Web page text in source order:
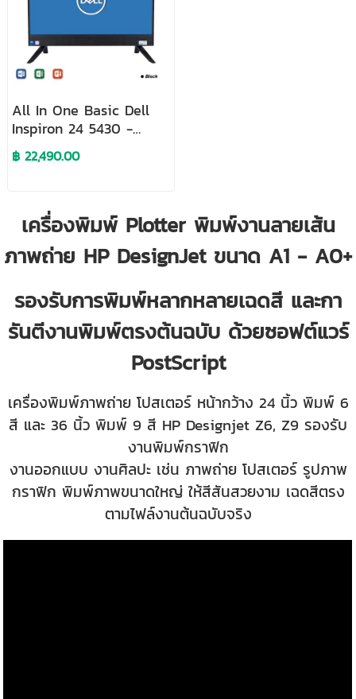
All In One Basic Dell
Inspiron 24 5430 -
OID543010000GTH
฿ 22,490.00
เครื่องพิมพ์ Plotter พิมพ์งานลายเส้น
ภาพถ่าย HP DesignJet ขนาด A1 - A0+
รองรับการพิมพ์หลากหลายเฉดสี และกา
รันตีงานพิมพ์ตรงต้นฉบับ ด้วยซอฟต์แวร์
PostScript
เครื่องพิมพ์ภาพถ่าย โปสเตอร์ หน้ากว้าง 24 นิ้ว พิมพ์ 6
สี และ 36 นิ้ว พิมพ์ 9 สี HP Designjet Z6, Z9 รองรับ
งานพิมพ์กราฟิก
งานออกแบบ งานศิลปะ เช่น ภาพถ่าย โปสเตอร์ รูปภาพ
กราฟิก พิมพ์ภาพขนาดใหญ่ ให้สีสันสวยงาม เฉดสีตรง
ตามไฟล์งานต้นฉบับจริง